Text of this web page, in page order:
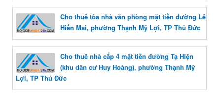
Cho thuê tòa nhà văn phòng mặt tiền đường Lê
Hiến Mai, phường Thạnh Mỹ Lợi, TP Thủ Đức
Cho thuê nhà cấp 4 mặt tiền đường Tạ Hiện
(khu dân cư Huy Hoàng), phường Thạnh Mỹ
Lợi, TP Thủ Đức